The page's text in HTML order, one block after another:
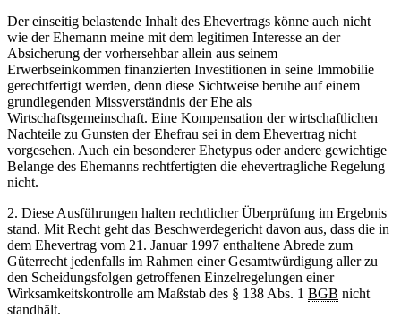
Der einseitig belastende Inhalt des Ehevertrags könne auch nicht
wie der Ehemann meine mit dem legitimen Interesse an der
Absicherung der vorhersehbar allein aus seinem
Erwerbseinkommen finanzierten Investitionen in seine Immobilie
gerechtfertigt werden, denn diese Sichtweise beruhe auf einem
grundlegenden Missverständnis der Ehe als
Wirtschaftsgemeinschaft. Eine Kompensation der wirtschaftlichen
Nachteile zu Gunsten der Ehefrau sei in dem Ehevertrag nicht
vorgesehen. Auch ein besonderer Ehetypus oder andere gewichtige
Belange des Ehemanns rechtfertigten die ehevertragliche Regelung
nicht.
2. Diese Ausführungen halten rechtlicher Überprüfung im Ergebnis
stand. Mit Recht geht das Beschwerdegericht davon aus, dass die in
dem Ehevertrag vom 21. Januar 1997 enthaltene Abrede zum
Güterrecht jedenfalls im Rahmen einer Gesamtwürdigung aller zu
den Scheidungsfolgen getroffenen Einzelregelungen einer
Wirksamkeitskontrolle am Maßstab des § 138 Abs. 1 BGB nicht
standhält.